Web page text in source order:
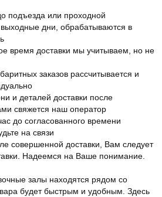
подъезда или проходной
дни, обрабатываются в
время доставки мы учитываем, но не
заказов рассчитывается и
и деталей доставки после
свяжется наш оператор
до согласованного времени
на связи
совершенной доставки, Вам следует
Надеемся на Ваше понимание.
залы находятся рядом со
будет быстрым и удобным. Здесь